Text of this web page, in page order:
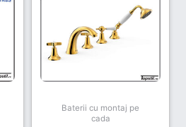
Baterii cu montaj pe
cada